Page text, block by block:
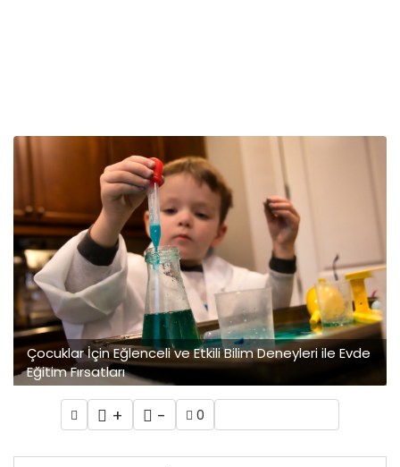
Çocuklar İçin Eğlenceli ve Etkili Bilim Deneyleri ile Evde
Eğitim Fırsatları
+ - 0